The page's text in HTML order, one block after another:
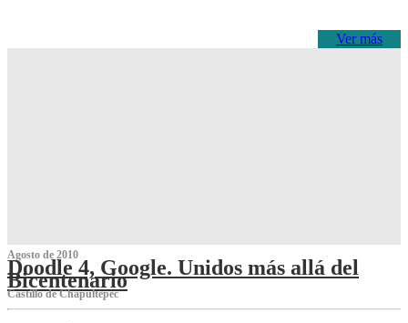
Ver más
Agosto de 2010
Doodle 4, Google. Unidos más allá del
Bicentenario
Castillo de Chapultepec